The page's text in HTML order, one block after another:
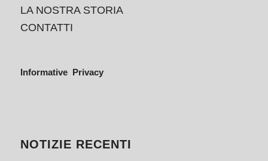
LA NOSTRA STORIA
CONTATTI
Informative Privacy
NOTIZIE RECENTI